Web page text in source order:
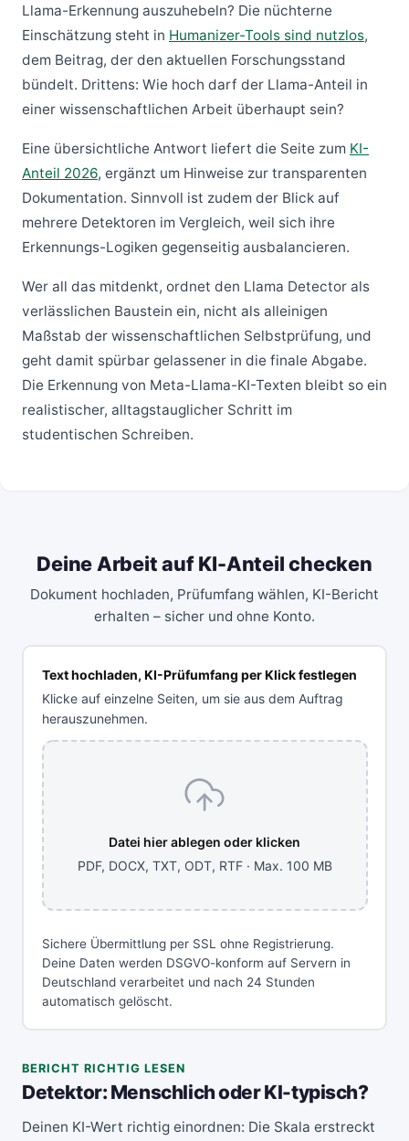
Llama-Erkennung auszuhebeln? Die nüchterne
Einschätzung steht in Humanizer-Tools sind nutzlos,
dem Beitrag, der den aktuellen Forschungsstand
bündelt. Drittens: Wie hoch darf der Llama-Anteil in
einer wissenschaftlichen Arbeit überhaupt sein?
Eine übersichtliche Antwort liefert die Seite zum KI-
Anteil 2026, ergänzt um Hinweise zur transparenten
Dokumentation. Sinnvoll ist zudem der Blick auf
mehrere Detektoren im Vergleich, weil sich ihre
Erkennungs-Logiken gegenseitig ausbalancieren.
Wer all das mitdenkt, ordnet den Llama Detector als
verlässlichen Baustein ein, nicht als alleinigen
Maßstab der wissenschaftlichen Selbstprüfung, und
geht damit spürbar gelassener in die finale Abgabe.
Die Erkennung von Meta-Llama-KI-Texten bleibt so ein
realistischer, alltagstauglicher Schritt im
studentischen Schreiben.
Deine Arbeit auf KI-Anteil checken
Dokument hochladen, Prüfumfang wählen, KI-Bericht
erhalten – sicher und ohne Konto.
Text hochladen, KI-Prüfumfang per Klick festlegen
Klicke auf einzelne Seiten, um sie aus dem Auftrag
herauszunehmen.
Datei hier ablegen oder klicken
PDF, DOCX, TXT, ODT, RTF · Max. 100 MB
Sichere Übermittlung per SSL ohne Registrierung.
Deine Daten werden DSGVO-konform auf Servern in
Deutschland verarbeitet und nach 24 Stunden
automatisch gelöscht.
BERICHT RICHTIG LESEN
Detektor: Menschlich oder KI-typisch?
Deinen KI-Wert richtig einordnen: Die Skala erstreckt